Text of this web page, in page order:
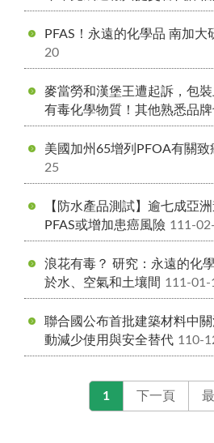
PFAS！永遠的化學品 南加大
20
麥當勞和漢堡王遭起訴，包
有毒化學物質！其他熟悉品
美國加州65增列PFOA有關致
25
【防水產品測試】逾七成亞
PFAS或增加患癌風險 111-
浪花有毒？ 研究：永遠的化
於水、空氣和土壤間 111-01-
聯合國公布首批建築材料中
動減少使用與安全替代 110-
1 下一頁